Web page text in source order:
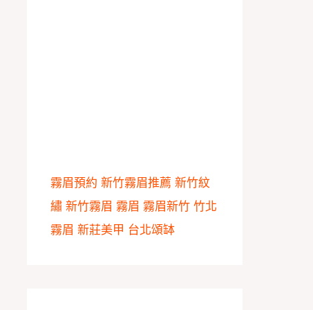
霧眉預約 新竹霧眉推薦 新竹紋
繡 新竹霧眉 霧眉 霧眉新竹 竹北
霧眉 新莊美甲 台北頌缽